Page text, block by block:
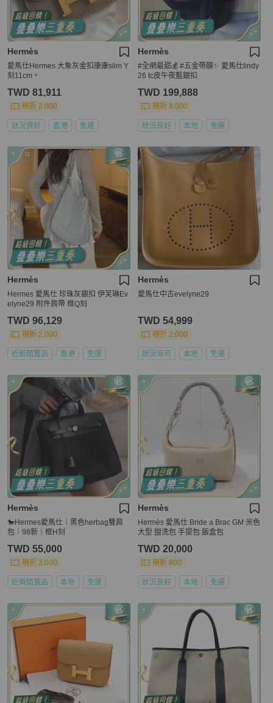
Hermès
愛馬仕Hermes 大象灰金扣康康slim Y
刻11cm。
TWD 81,911
現折 2,000
狀況良好 香港 免運
Hermès
#全網最甜💰 #五金帶膜✨ 愛馬仕lindy
26 tc皮午夜藍銀扣
TWD 199,888
現折 8,000
狀況良好 本地 免運
Hermès
Hermes 愛馬仕 珍珠灰銀扣 伊芙琳Ev
elyne29 附件肩帶 框Q刻
TWD 96,129
現折 2,000
近新閒置品 香港 免運
Hermès
愛馬仕中古evelyne29
TWD 54,999
現折 2,000
狀況尚可 本地 免運
Hermès
🐎Hermes愛馬仕｜黑色herbag雙肩
包｜98新｜框H刻
TWD 55,000
現折 2,000
近新閒置品 本地 免運
Hermès
Hermès 愛馬仕 Bride a Brac GM 米色
大型 盥洗包 手提包 飯盒包
TWD 20,000
現折 800
狀況良好 本地 免運